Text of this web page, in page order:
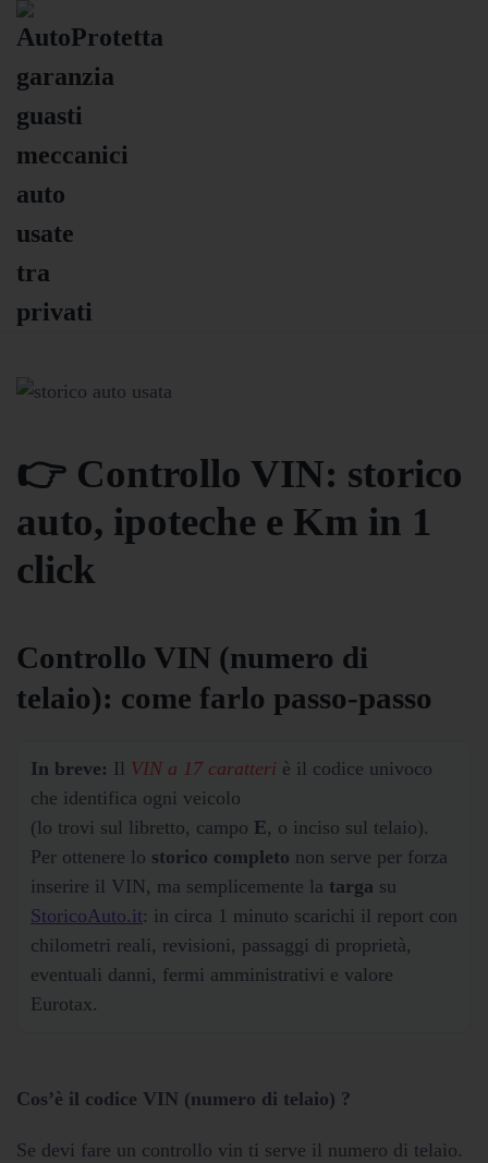
👉 Controllo VIN: storico
auto, ipoteche e Km in 1
click
Controllo VIN (numero di
telaio): come farlo passo-passo
In breve: Il VIN a 17 caratteri è il codice univoco
che identifica ogni veicolo
(lo trovi sul libretto, campo E, o inciso sul telaio).
Per ottenere lo storico completo non serve per forza
inserire il VIN, ma semplicemente la targa su
StoricoAuto.it: in circa 1 minuto scarichi il report con
chilometri reali, revisioni, passaggi di proprietà,
eventuali danni, fermi amministrativi e valore
Eurotax.
Cos’è il codice VIN (numero di telaio) ?
Se devi fare un controllo vin ti serve il numero di telaio.